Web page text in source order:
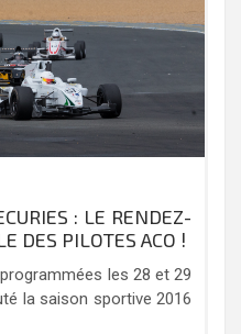
: LE RENDEZ-
DES PILOTES ACO !
les 28 et 29
la saison sportive 2016